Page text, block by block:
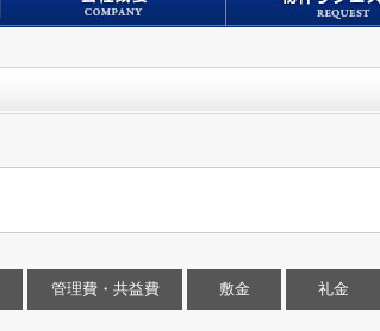
管理費・共益費 敷金 礼金